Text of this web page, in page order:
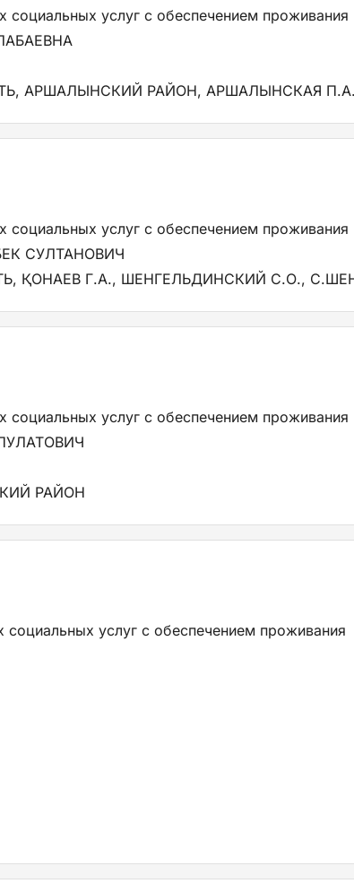
социальных услуг с обеспечением проживания
АРШАЛЫНСКИЙ РАЙОН, АРШАЛЫНСКАЯ
социальных услуг с обеспечением проживания
СУЛТАНОВИЧ
ҚОНАЕВ Г.А., ШЕНГЕЛЬДИНСКИЙ С.О.,
социальных услуг с обеспечением проживания
РАЙОН
социальных услуг с обеспечением проживания